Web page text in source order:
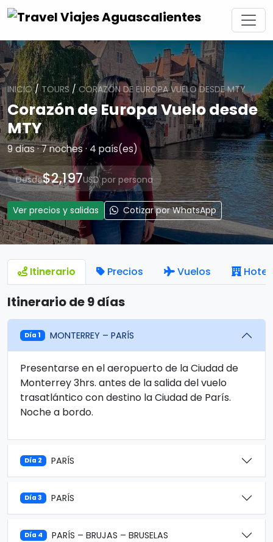
INICIO/TOURS/CORAZÓN DE EUROPA VUELO DESDE MTY
Corazón de Europa Vuelo desde
MTY
9 días · 7 noches · 4 país(es)
Desde$2,197USD por persona
Ver precios y salidas Cotizar por WhatsApp
Itinerario Precios Vuelos
Itinerario de 9 días
Día 1 MONTERREY – PARÍS
Presentarse en el aeropuerto de la Ciudad de
Monterrey 3hrs. antes de la salida del vuelo
trasatlántico con destino la Ciudad de París.
Noche a bordo.
Día 2 PARÍS
Día 3 PARÍS
Día 4 PARÍS – BRUJAS – BRUSELAS